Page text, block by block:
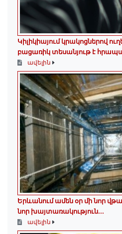
Կիլիկիայում կրակոցներով
բացառիկ տեսանյութ է
ավելին
Երևանում ամեն օր մի նոր
նոր խայտառակություն...
ավելին